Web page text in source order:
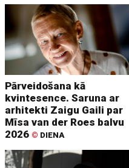
Pārveidošana kā
kvintesence. Saruna ar
arhitekti Zaigu Gaili par
Mīsa van der Roes balvu
2026 © DIENA